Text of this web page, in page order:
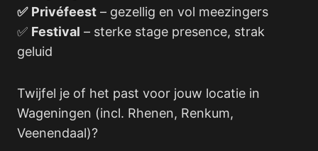
✅ Privéfeest – gezellig en vol meezingers
✅ Festival – sterke stage presence, strak
geluid
Twijfel je of het past voor jouw locatie in
Wageningen (incl. Rhenen, Renkum,
Veenendaal)?